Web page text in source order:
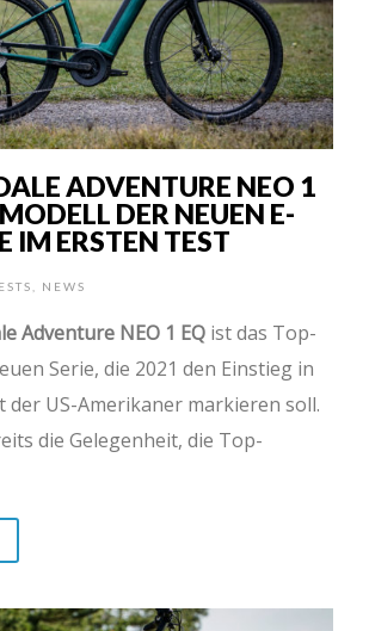
ADVENTURE NEO 1
DER NEUEN E-
IM ERSTEN TEST
NEWS
Adventure NEO 1 EQ ist das Top-
Serie, die 2021 den Einstieg in
der US-Amerikaner markieren soll.
die Gelegenheit, die Top-